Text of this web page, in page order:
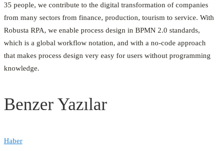
35 people, we contribute to the digital transformation of companies
from many sectors from finance, production, tourism to service. With
Robusta RPA, we enable process design in BPMN 2.0 standards,
which is a global workflow notation, and with a no-code approach
that makes process design very easy for users without programming
knowledge.
Benzer Yazılar
Haber